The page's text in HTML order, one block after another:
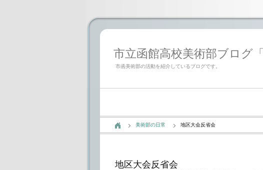
市立函館高校美術部ブログ「
市函美術部の活動を紹介しているブログです。
美術部の日常 地区大会反省会
地区大会反省会